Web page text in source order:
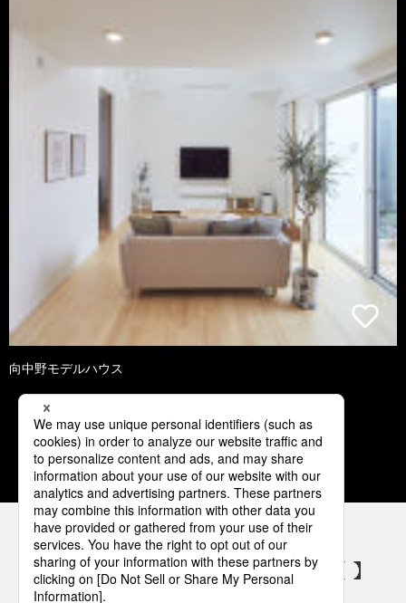
向中野モデルハウス
1 2 3 4 5
パナソニックの電気設備 SNSアカウント